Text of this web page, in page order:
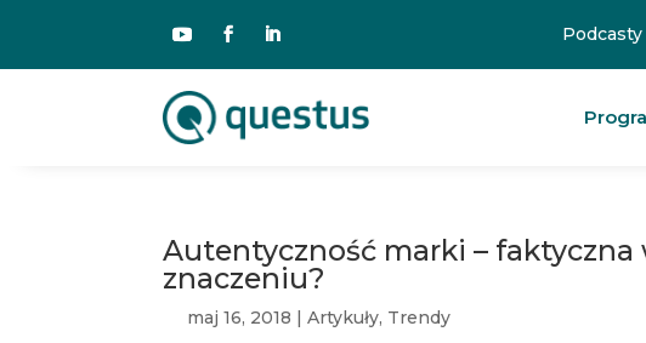
Podcasty
Autentyczność marki – faktyczna
znaczeniu?
maj 16, 2018 |Artykuły, Trendy